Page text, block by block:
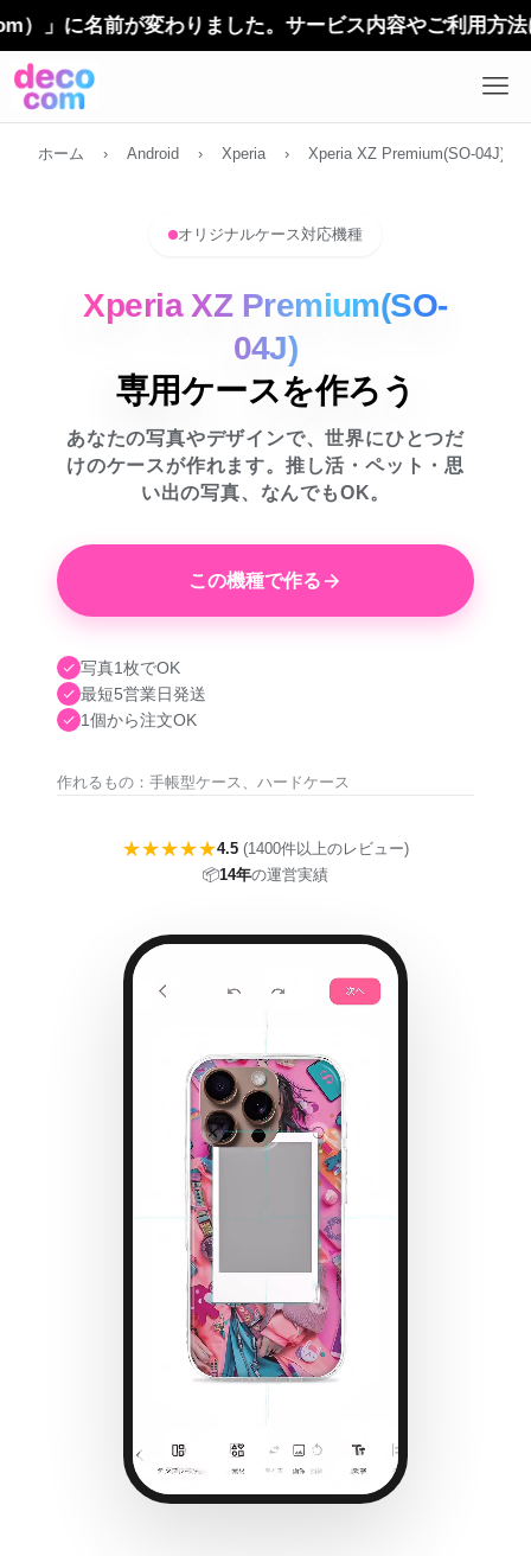
前が変わりました。サービス内容やご利用方法に変更
ホーム › Android › Xperia › Xperia XZ Premium(SO-04J)
オリジナルケース対応機種
Xperia XZ Premium(SO-
04J)
専用ケースを作ろう
あなたの写真やデザインで、世界にひとつだ
けのケースが作れます。推し活・ペット・思
い出の写真、なんでもOK。
この機種で作る
写真1枚でOK
最短5営業日発送
1個から注文OK
作れるもの：手帳型ケース、ハードケース
★★★★★4.5 (1400件以上のレビュー)
📦14年の運営実績